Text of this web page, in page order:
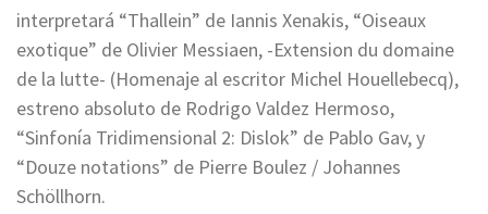
interpretará “Thallein” de Iannis Xenakis, “Oiseaux
exotique” de Olivier Messiaen, -Extension du domaine
de la lutte- (Homenaje al escritor Michel Houellebecq),
estreno absoluto de Rodrigo Valdez Hermoso,
“Sinfonía Tridimensional 2: Dislok” de Pablo Gav, y
“Douze notations” de Pierre Boulez / Johannes
Schöllhorn.